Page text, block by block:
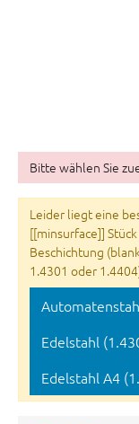
Bitte wählen Sie
Leider liegt eine
[[minsurface]]
Beschichtung
1.4301 oder
Edelstahl
Edelstahl A4